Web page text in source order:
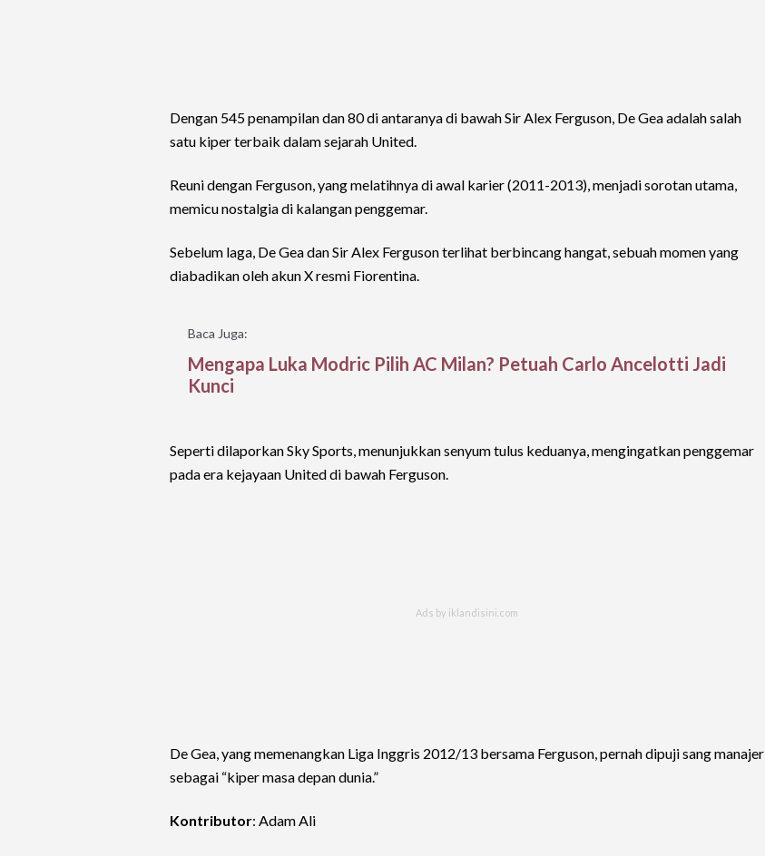
Dengan 545 penampilan dan 80 di antaranya di bawah Sir Alex Ferguson, De Gea adalah salah
satu kiper terbaik dalam sejarah United.
Reuni dengan Ferguson, yang melatihnya di awal karier (2011-2013), menjadi sorotan utama,
memicu nostalgia di kalangan penggemar.
Sebelum laga, De Gea dan Sir Alex Ferguson terlihat berbincang hangat, sebuah momen yang
diabadikan oleh akun X resmi Fiorentina.
Baca Juga:
Mengapa Luka Modric Pilih AC Milan? Petuah Carlo Ancelotti Jadi
Kunci
Seperti dilaporkan Sky Sports, menunjukkan senyum tulus keduanya, mengingatkan penggemar
pada era kejayaan United di bawah Ferguson.
De Gea, yang memenangkan Liga Inggris 2012/13 bersama Ferguson, pernah dipuji sang manajer
sebagai “kiper masa depan dunia.”
Kontributor: Adam Ali